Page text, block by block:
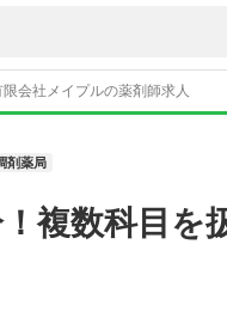
会社メイプルの薬剤師求人
剤薬局
複数科目を